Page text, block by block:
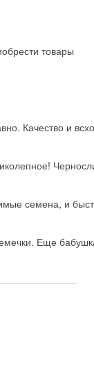
товары
Качество и
семена, и
Еще